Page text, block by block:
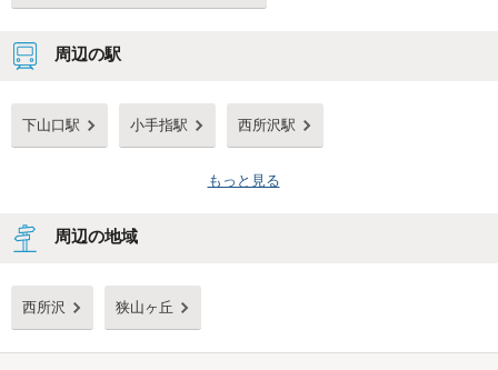
周辺の駅
下山口駅 小手指駅 西所沢駅
もっと見る
周辺の地域
西所沢 狭山ヶ丘